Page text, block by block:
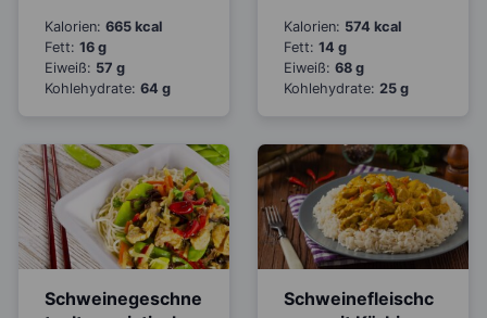
Kalorien: 665 kcal
Fett: 16 g
Eiweiß: 57 g
Kohlehydrate: 64 g
Kalorien: 574 kcal
Fett: 14 g
Eiweiß: 68 g
Kohlehydrate: 25 g
Schweinegeschne
Schweinefleischc